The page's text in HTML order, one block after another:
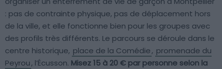
: pas de contrainte physique, pas de déplacement hors
de la ville, et elle fonctionne bien pour les groupes avec
des profils très différents. Le parcours se déroule dans le
centre historique, place de la Comédie, promenade du
Peyrou, l’Écusson. Misez 15 à 20 € par personne selon la